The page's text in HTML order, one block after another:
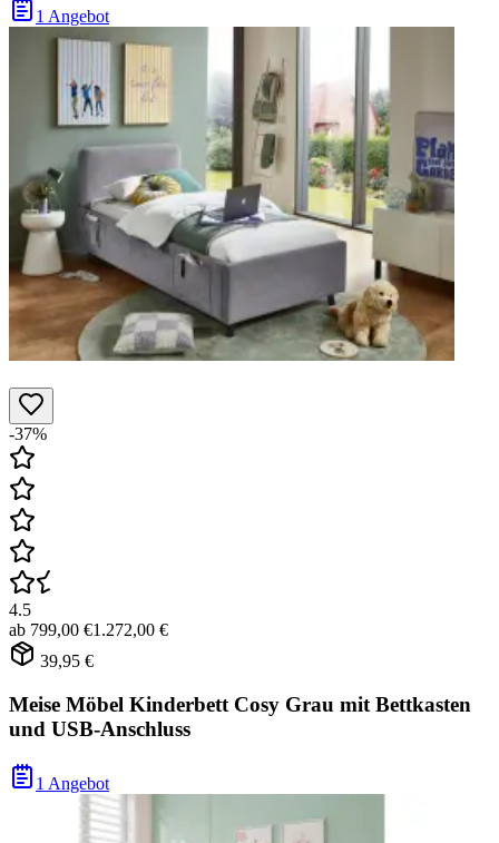
1 Angebot
-37%
4.5
ab 799,00 €1.272,00 €
39,95 €
Meise Möbel Kinderbett Cosy Grau mit Bettkasten
und USB-Anschluss
1 Angebot